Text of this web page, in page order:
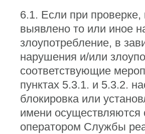
6.1. Если при проверке,
выявлено то или иное
злоупотребление, в
нарушения и/или
соответствующие
пунктах 5.3.1. и 5.3.2.
блокировка или
имени
оператором Службы